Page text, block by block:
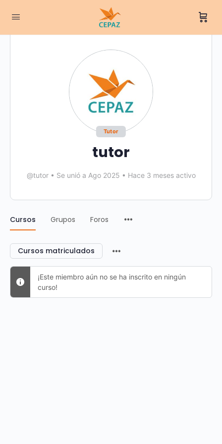
Tutor
tutor
@tutor • Se unió a Ago 2025 • Hace 3 meses activo
Cursos Grupos Foros
Cursos matriculados
¡Este miembro aún no se ha inscrito en ningún
curso!